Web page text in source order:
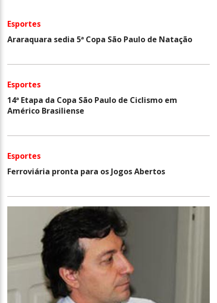
Esportes
Araraquara sedia 5ª Copa São Paulo de Natação
Esportes
14ª Etapa da Copa São Paulo de Ciclismo em
Américo Brasiliense
Esportes
Ferroviária pronta para os Jogos Abertos